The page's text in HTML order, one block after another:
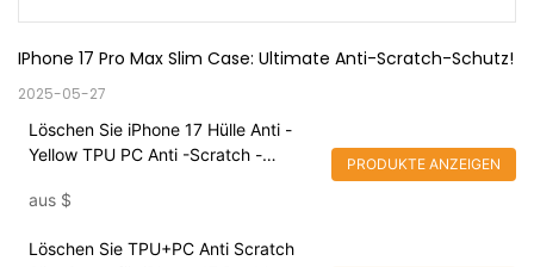
IPhone 17 Pro Max Slim Case: Ultimate Anti-Scratch-Schutz!
2025-05-27
Löschen Sie iPhone 17 Hülle Anti -
Yellow TPU PC Anti -Scratch -
aus $
PRODUKTE ANZEIGEN
Löschen Sie TPU+PC Anti Scratch